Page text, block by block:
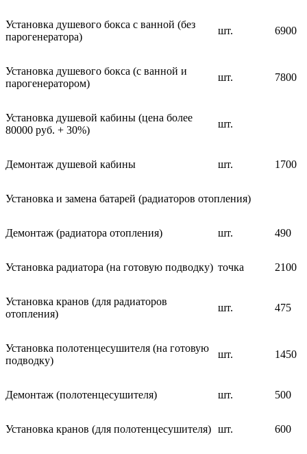
Установка душевого бокса с ванной (без
парогенератора)
шт. 6900
Установка душевого бокса (с ванной и
парогенератором)
шт. 7800
Установка душевой кабины (цена более
80000 руб. + 30%)
шт.
Демонтаж душевой кабины шт. 1700
Установка и замена батарей (радиаторов отопления)
Демонтаж (радиатора отопления) шт. 490
Установка радиатора (на готовую подводку) точка 2100
Установка кранов (для радиаторов
отопления)
шт. 475
Установка полотенцесушителя (на готовую
подводку)
шт. 1450
Демонтаж (полотенцесушителя) шт. 500
Установка кранов (для полотенцесушителя) шт. 600